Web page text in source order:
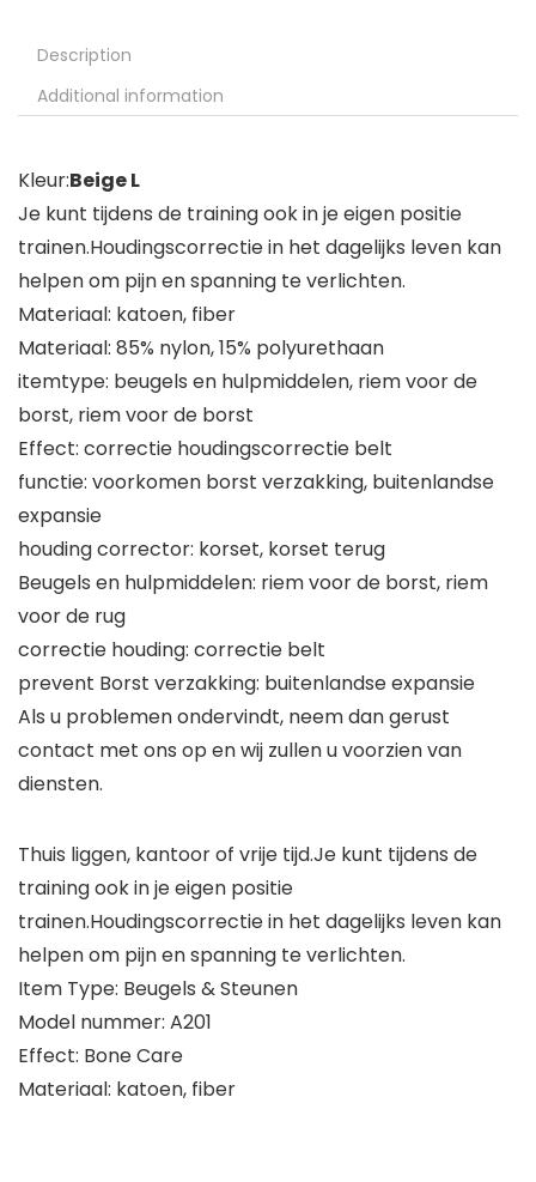
Description
Additional information
Kleur:Beige L
Je kunt tijdens de training ook in je eigen positie
trainen.Houdingscorrectie in het dagelijks leven kan
helpen om pijn en spanning te verlichten.
Materiaal: katoen, fiber
Materiaal: 85% nylon, 15% polyurethaan
itemtype: beugels en hulpmiddelen, riem voor de
borst, riem voor de borst
Effect: correctie houdingscorrectie belt
functie: voorkomen borst verzakking, buitenlandse
expansie
houding corrector: korset, korset terug
Beugels en hulpmiddelen: riem voor de borst, riem
voor de rug
correctie houding: correctie belt
prevent Borst verzakking: buitenlandse expansie
Als u problemen ondervindt, neem dan gerust
contact met ons op en wij zullen u voorzien van
diensten.
Thuis liggen, kantoor of vrije tijd.Je kunt tijdens de
training ook in je eigen positie
trainen.Houdingscorrectie in het dagelijks leven kan
helpen om pijn en spanning te verlichten.
Item Type: Beugels & Steunen
Model nummer: A201
Effect: Bone Care
Materiaal: katoen, fiber